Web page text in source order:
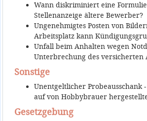
Wann diskriminiert eine
Stellenanzeige ältere Bewerber?
Ungenehmigtes Posten von
Arbeitsplatz kann
Unfall beim Anhalten wegen
Unterbrechung des versicherten
Sonstige
Unentgeltlicher Probeausschank
auf von Hobbybrauer
Gesetzgebung